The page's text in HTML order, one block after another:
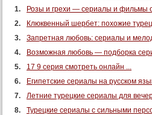
102 серия (суб)
103 серия (суб)
104 серия (суб)
105 серия (суб)
106 серия (суб)
108 серия (суб)
Розы и грехи — сериалы и фильмы
Клюквенный шербет: похожие
Запретная любовь: сериалы и
Возможная любовь — подборка
17 9 серия смотреть онлайн ...
Египетские сериалы на русском
Летние турецкие сериалы для
Турецкие сериалы с сильными